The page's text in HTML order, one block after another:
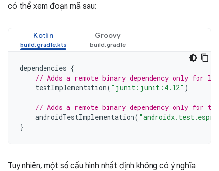
có thể xem đoạn mã sau:
Kotlin Groovy
dependencies {
// Adds a remote binary dependency only for
testImplementation( "junit:junit:4.12" )
// Adds a remote binary dependency only for
androidTestImplementation(
}
Tuy nhiên, một số cấu hình nhất định không có ý nghĩa